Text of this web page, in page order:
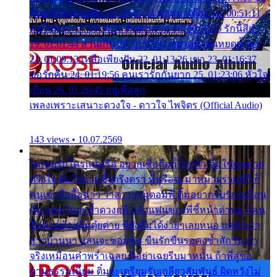
ฉันแล้วจงตายเสีย 15. 00:47:24 ขอสูมาเต๊อะ 16. 00:51:11
คนใจมาร 17. 00:54:50 คืนทรมาน 18. 00:58:25 รักนี้สีดำ
19. 01:01:44 ส่วนเกิน 20. 01:05:42 หยาดน้ำฝนหยดน้ำตา
21. 01:09:13 เหลือเพียงฝัน 22. 01:13:26 เขา 23. 01:16:37
ขอรักคืน 24. 01:19:56 คนเรารักกันยาก 25. 01:23:06 หัวใจ
เถื่อน 26. 01:26:45 อยู่เพื่อลูก
เพลงเพราะเสนาะดวงใจ - ดาวใจ ไพจิตร (Official Audio)
143 views • 10.07.2569
ไม่เคยรักใครแน่หรือ อยากเชื่อถือก็ไม่กล้า ติ๋มใช่คนสวย
ตรึงใจ ติ๋มใช่งามซึ้งตรึงตรา พี่หรือจะมาหมายร่วมชีวี ก็
คนเขาลืออื้อฉาว ว่าสาวๆรุมตอมพี่ ติ๋มอยากรับรักเหมือน
กัน แต่หวั่นจะช้ำดวงฤดี กลัวแฟนของพี่ชี้หน้าด่าทอ ก็คน
ชื่อต๋อยต้อยตุ้มตุ๋ยต่าย พี่ยังลืมได้ง่ายๆเลยหนอ แค่ตัวเรา
สาวบ้านนา แสนจะซอมซ่อ ขืนรักขืนรอคงช้ำสักวัน ถ้า
จริงเหมือนคำพร่ำเฉลย พี่อย่าเฉยรีบมาหมั้น ถ้าพี่สู่ขอ
ตามธรรมเนียม ติ๋มจะเตรียมรับเกลียวสัมพันธ์ ผิดหวังไม่